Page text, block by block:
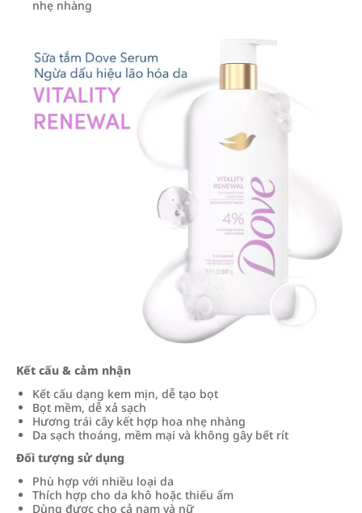
nhẹ nhàng
Kết cấu & cảm nhận
Kết cấu dạng kem mịn, dễ tạo bọt
Bọt mềm, dễ xả sạch
Hương trái cây kết hợp hoa nhẹ nhàng
Da sạch thoáng, mềm mại và không gây bết rít
Đối tượng sử dụng
Phù hợp với nhiều loại da
Thích hợp cho da khô hoặc thiếu ẩm
Dùng được cho cả nam và nữ